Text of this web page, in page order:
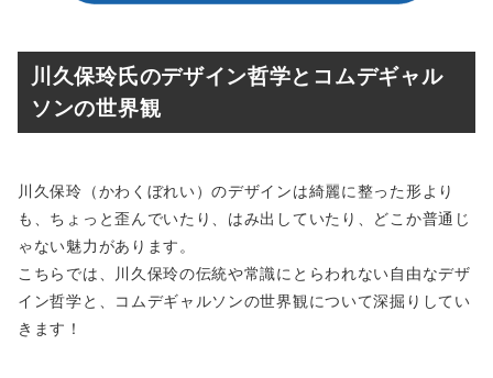
川久保玲氏のデザイン哲学とコムデギャル
ソンの世界観
川久保玲（かわくぼれい）のデザインは綺麗に整った形より
も、ちょっと歪んでいたり、はみ出していたり、どこか普通じ
ゃない魅力があります。
こちらでは、川久保玲の伝統や常識にとらわれない自由なデザ
イン哲学と、コムデギャルソンの世界観について深掘りしてい
きます！